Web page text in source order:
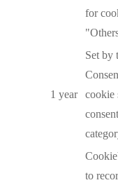
for
1 year
Set by
cookie
to